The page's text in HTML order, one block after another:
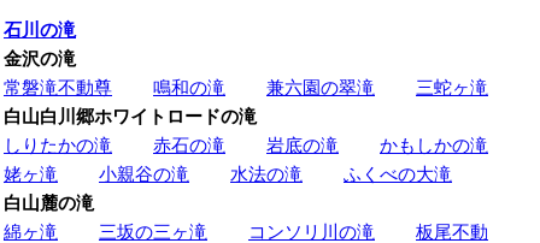
石川の滝
金沢の滝
常磐滝不動尊
鳴和の滝 兼六園の翠滝
三蛇ヶ滝
白山白川郷ホワイトロードの滝
しりたかの滝
赤石の滝 岩底の滝
かもしかの滝
姥ヶ滝
小親谷の滝 水法の滝
ふくべの大滝
白山麓の滝
綿ヶ滝
三坂の三ヶ滝 コンソリ川の滝
板尾不動